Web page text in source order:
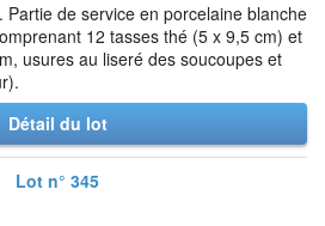
Partie de service en porcelaine blanche
12 tasses thé (5 x 9,5 cm) et
usures au liseré des soucoupes et
Détail du lot
Lot n° 345